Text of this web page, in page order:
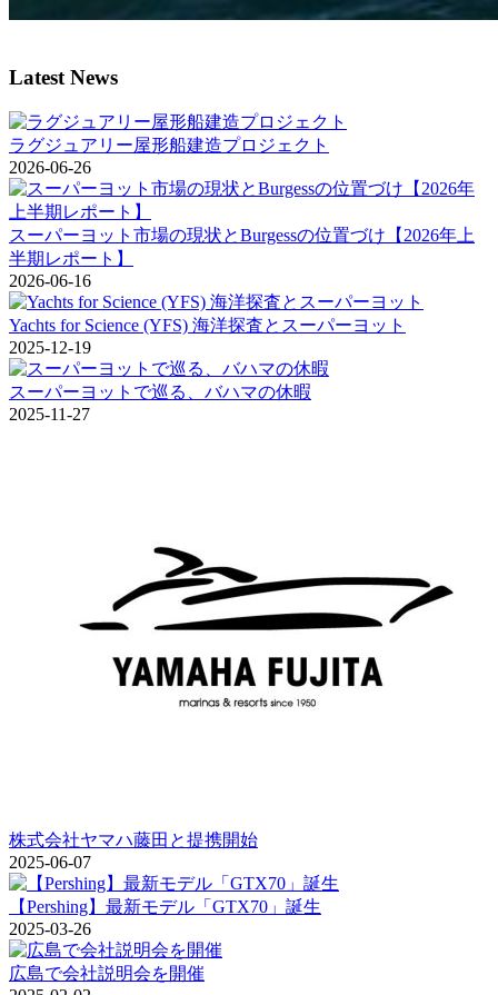
Latest News
ラグジュアリー屋形船建造プロジェクト
2026-06-26
スーパーヨット市場の現状とBurgessの位置づけ【2026年上
半期レポート】
2026-06-16
Yachts for Science (YFS) 海洋探査とスーパーヨット
2025-12-19
スーパーヨットで巡る、バハマの休暇
2025-11-27
株式会社ヤマハ藤田と提携開始
2025-06-07
【Pershing】最新モデル「GTX70」誕生
2025-03-26
広島で会社説明会を開催